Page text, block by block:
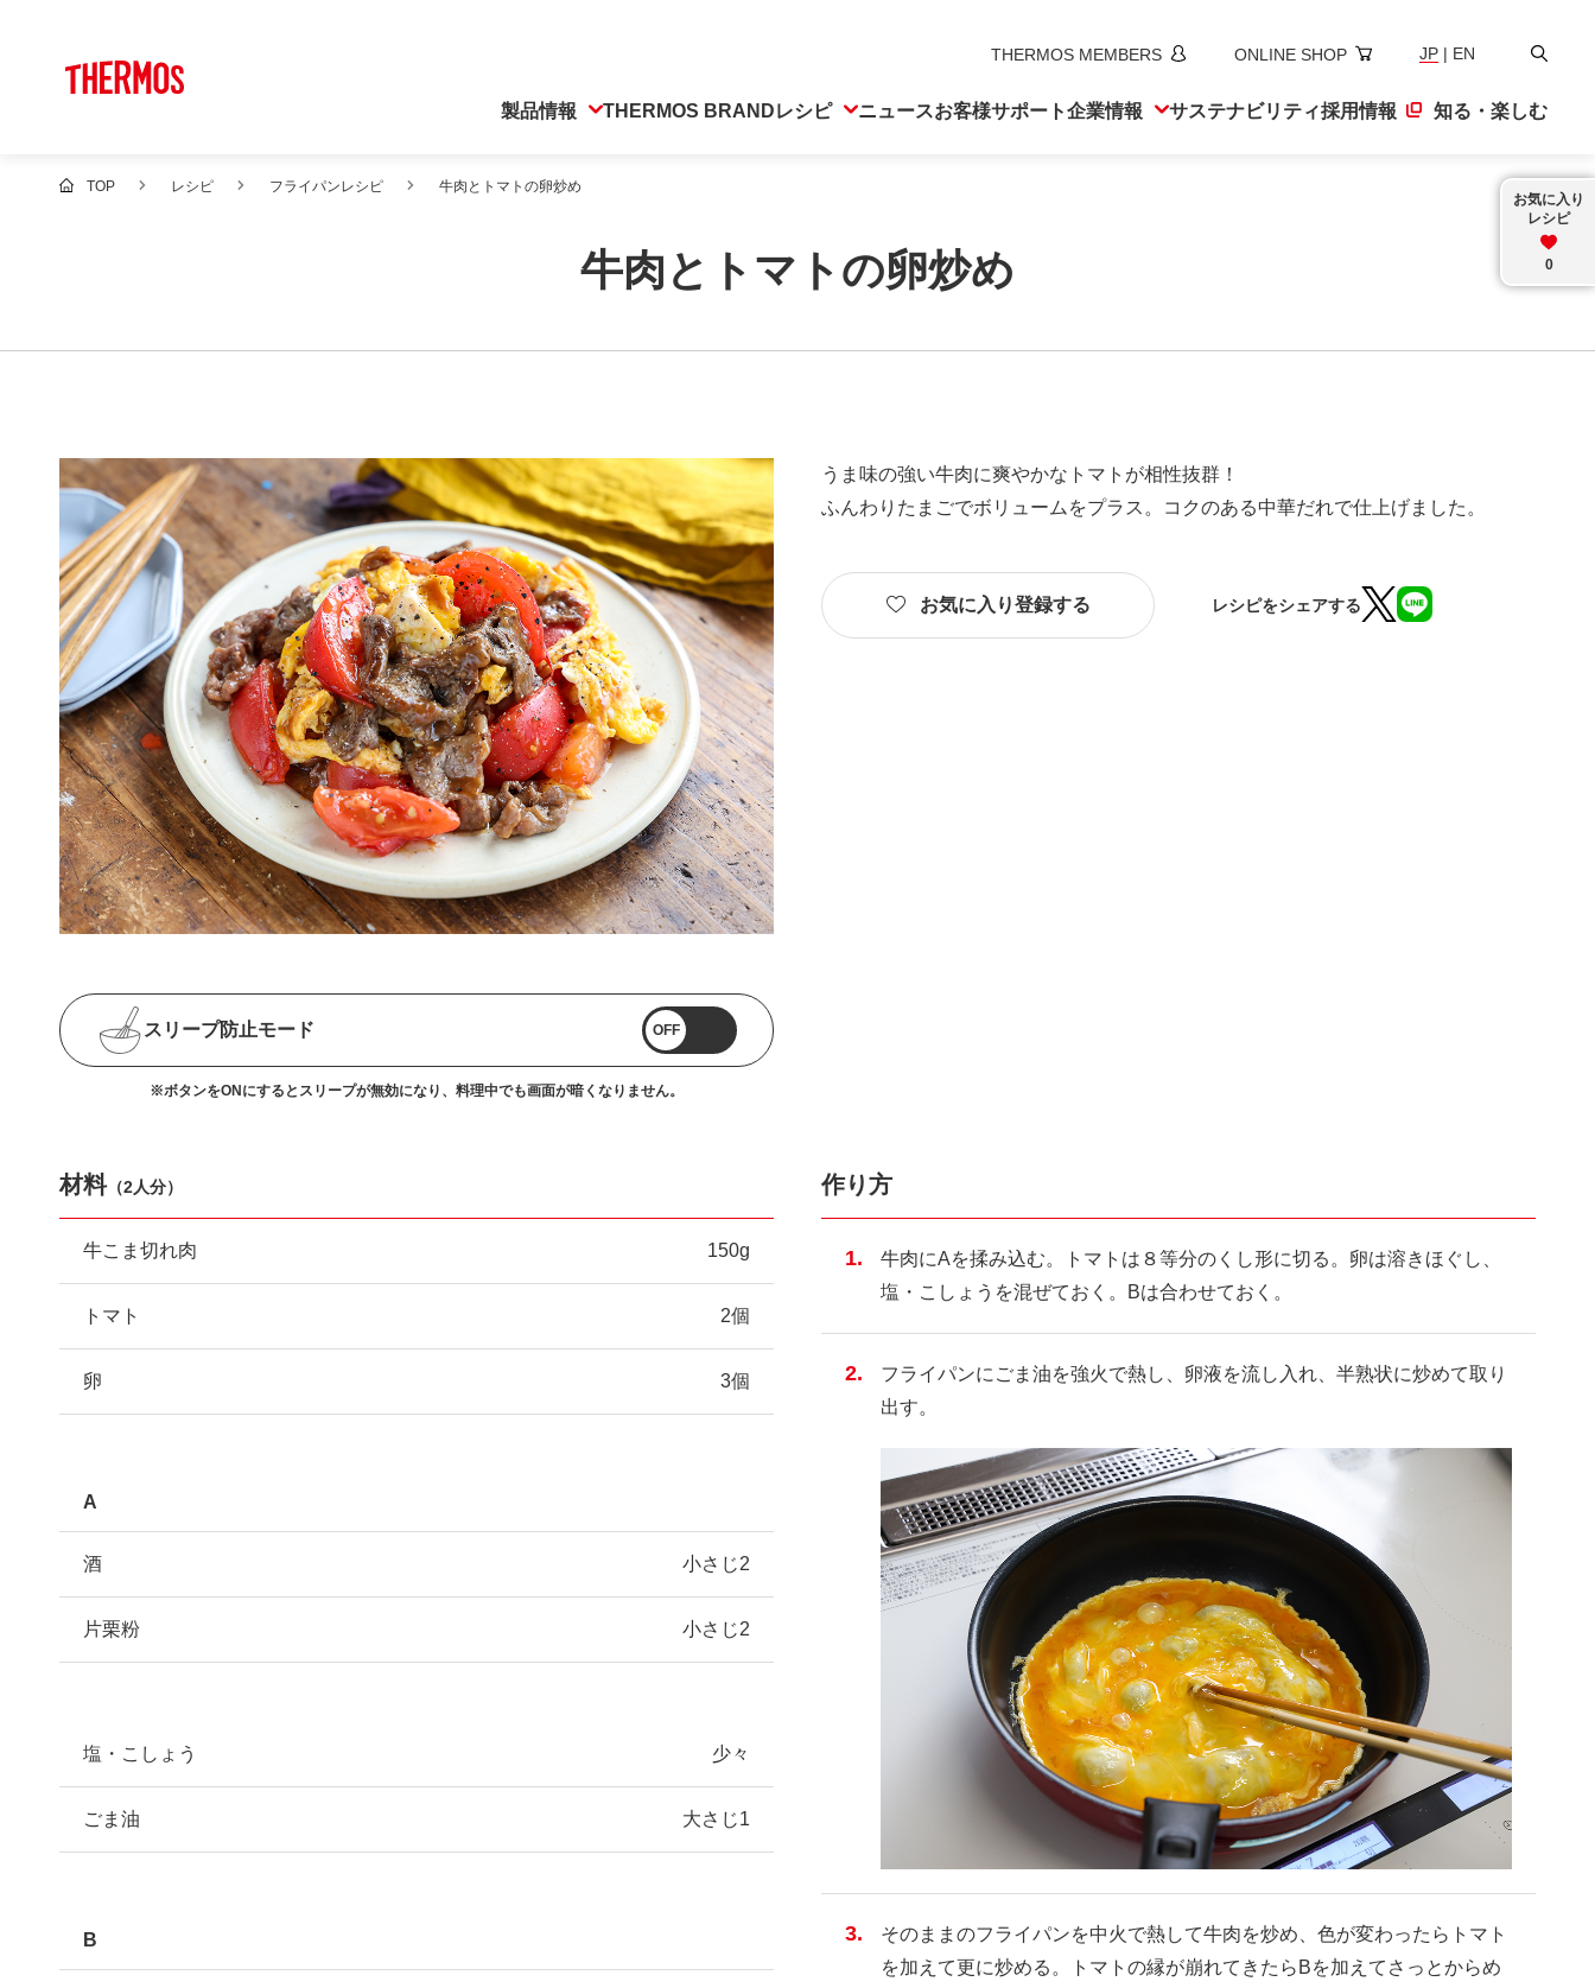
THERMOS MEMBERS ONLINE SHOP JP | EN
検
製品情報 THERMOS BRANDレシピ ニュースお客様サポート企業情報 サステナビリティ採用情報 知る・楽しむ
TOP レシピ フライパンレシピ 牛肉とトマトの卵炒め
牛肉とトマトの卵炒め
お気に入り
レシピ
0
うま味の強い牛肉に爽やかなトマトが相性抜群！
ふんわりたまごでボリュームをプラス。コクのある中華だれで仕上げました。
お気に入り登録する レシピをシェアする
スリープ防止モード OFF
※ボタンをONにするとスリープが無効になり、 料理中でも画面が暗くなりません。
材料（2人分）
牛こま切れ肉 150g
トマト 2個
卵 3個
A
酒 小さじ2
片栗粉 小さじ2
塩・こしょう 少々
ごま油 大さじ1
B
作り方
牛肉にAを揉み込む。トマトは８等分のくし形に切る。卵は溶きほぐし、
塩・こしょうを混ぜておく。Bは合わせておく。
フライパンにごま油を強火で熱し、卵液を流し入れ、半熟状に炒めて取り
出す。
そのままのフライパンを中火で熱して牛肉を炒め、色が変わったらトマト
を加えて更に炒める。トマトの縁が崩れてきたらBを加えてさっとからめ